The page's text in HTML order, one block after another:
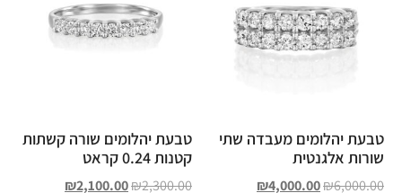
טבעת יהלומים מעבדה שתי
שורות אלגנטית
₪6,000.00
₪4,000.00
טבעת יהלומים שורה קשתות
קטנות 0.24 קראט
₪2,300.00
₪2,100.00